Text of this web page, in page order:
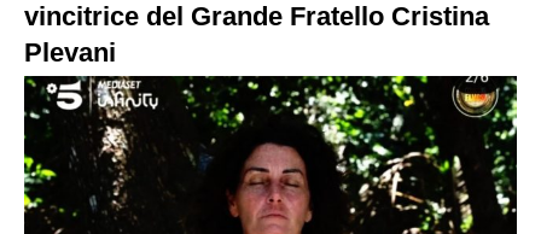
vincitrice del Grande Fratello Cristina
Plevani